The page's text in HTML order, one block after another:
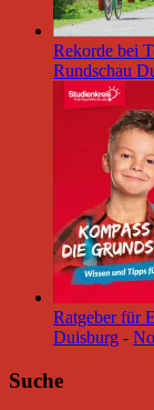
Rekorde bei
Rundschau
Ratgeber für
Duisburg -
Suche